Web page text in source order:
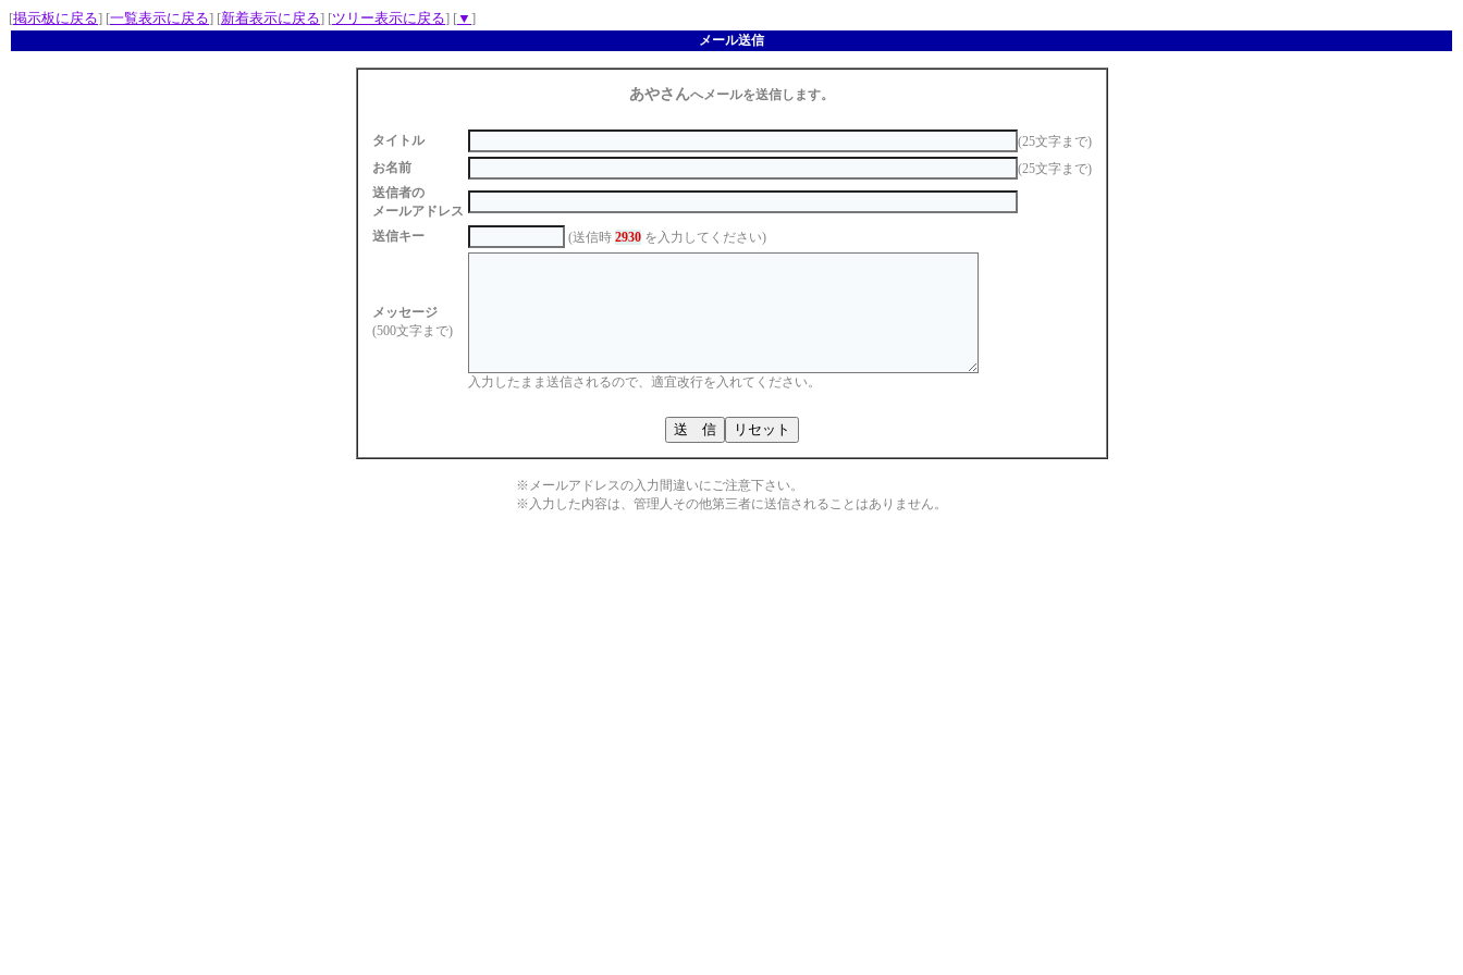
[掲示板に戻る] [一覧表示に戻る] [新着表示に戻る] [ツリー表示に戻る] [▼ ]
メール送信
あやさんへメールを送信します。
タイトル
(25文字まで)
お名前
(25文字まで)
送信者の
メールアドレス
送信キー
(送信時 2930を入力してください)
メッセージ
(500文字まで)
入力したまま送信されるので、適宜改行を入れてください。
※メールアドレスの入力間違いにご注意下さい。
※入力した内容は、管理人その他第三者に送信されることはありません。